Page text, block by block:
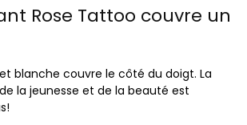
Rose Tattoo couvre un
blanche couvre le côté du doigt. La
la jeunesse et de la beauté est